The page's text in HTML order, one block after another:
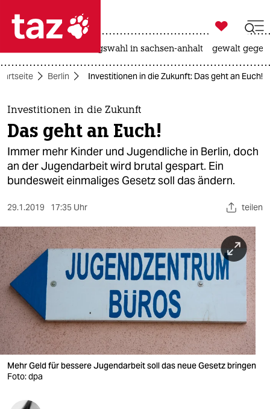
 taz zahl ich
taz zahl ich
themen
politik
öko
sport
berlin
nord
wahrheit
verlag
verlag
veranstaltungen

taz zahl ich
landtagswahl in sachsen-anhalt gewalt
Berlin Investitionen in die Zukunft: Das geht an Euch!
Investitionen in die Zukunft
Das geht an Euch!
Immer mehr Kinder und Jugendliche in Berlin, doch
an der Jugendarbeit wird brutal gespart. Ein
bundesweit einmaliges Gesetz soll das ändern.
29.1.2019 17:35 Uhr teilen
Mehr Geld für bessere Jugendarbeit soll das neue Gesetz bringen
Foto: dpa